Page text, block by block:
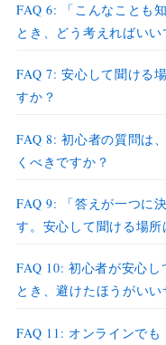
FAQ 6: 「こんなことも
とき、どう考えればいい
FAQ 7: 安心して聞ける
すか？
FAQ 8: 初心者の質問は
くべきですか？
FAQ 9: 「答えが一つに
す。安心して聞ける場
FAQ 10: 初心者が安心
とき、避けたほうがい
FAQ 11: オンラインで